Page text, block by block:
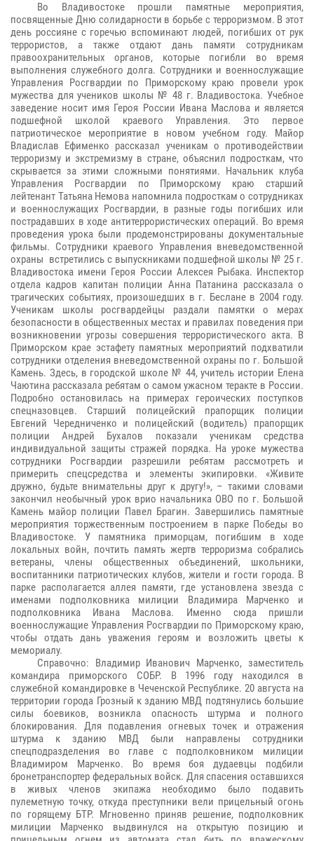
Во Владивостоке прошли памятные мероприятия,
посвященные Дню солидарности в борьбе с терроризмом. В этот
день россияне с горечью вспоминают людей, погибших от рук
террористов, а также отдают дань памяти сотрудникам
правоохранительных органов, которые погибли во время
выполнения служебного долга. Сотрудники и военнослужащие
Управления Росгвардии по Приморскому краю провели урок
мужества для учеников школы № 48 г. Владивостока. Учебное
заведение носит имя Героя России Ивана Маслова и является
подшефной школой краевого Управления. Это первое
патриотическое мероприятие в новом учебном году. Майор
Владислав Ефименко рассказал ученикам о противодействии
терроризму и экстремизму в стране, объяснил подросткам, что
скрывается за этими сложными понятиями. Начальник клуба
Управления Росгвардии по Приморскому краю старший
лейтенант Татьяна Немова напомнила подросткам о сотрудниках
и военнослужащих Росгвардии, в разные годы погибших или
пострадавших в ходе антитеррористических операций. Во время
проведения урока были продемонстрированы документальные
фильмы. Сотрудники краевого Управления вневедомственной
охраны встретились с выпускниками подшефной школы № 25 г.
Владивостока имени Героя России Алексея Рыбака. Инспектор
отдела кадров капитан полиции Анна Патанина рассказала о
трагических событиях, произошедших в г. Беслане в 2004 году.
Ученикам школы росгвардейцы раздали памятки о мерах
безопасности в общественных местах и правилах поведения при
возникновении угрозы совершения террористического акта. В
Приморском крае эстафету памятных мероприятий подхватили
сотрудники отделения вневедомственной охраны по г. Большой
Камень. Здесь, в городской школе № 44, учитель истории Елена
Чаютина рассказала ребятам о самом ужасном теракте в России.
Подробно остановилась на примерах героических поступков
спецназовцев. Старший полицейский прапорщик полиции
Евгений Чередниченко и полицейский (водитель) прапорщик
полиции Андрей Бухалов показали ученикам средства
индивидуальной защиты стражей порядка. На уроке мужества
сотрудники Росгвардии разрешили ребятам рассмотреть и
примерить спецсредства и элементы экипировки. «Живите
дружно, будьте внимательны друг к другу!», – такими словами
закончил необычный урок врио начальника ОВО по г. Большой
Камень майор полиции Павел Брагин. Завершились памятные
мероприятия торжественным построением в парке Победы во
Владивостоке. У памятника приморцам, погибшим в ходе
локальных войн, почтить память жертв терроризма собрались
ветераны, члены общественных объединений, школьники,
воспитанники патриотических клубов, жители и гости города. В
парке располагается аллея памяти, где установлена звезда с
именами подполковника милиции Владимира Марченко и
подполковника Ивана Маслова. Именно сюда пришли
военнослужащие Управления Росгвардии по Приморскому краю,
чтобы отдать дань уважения героям и возложить цветы к
мемориалу.
Справочно: Владимир Иванович Марченко, заместитель
командира приморского СОБР. В 1996 году находился в
служебной командировке в Чеченской Республике. 20 августа на
территории города Грозный к зданию МВД подтянулись большие
силы боевиков, возникла опасность штурма и полного
блокирования. Для подавления огневых точек и отражения
штурма к зданию МВД были направлены сотрудники
спецподразделения во главе с подполковником милиции
Владимиром Марченко. Во время боя дудаевцы подбили
бронетранспортер федеральных войск. Для спасения оставшихся
в живых членов экипажа необходимо было подавить
пулеметную точку, откуда преступники вели прицельный огонь
по горящему БТР. Мгновенно приняв решение, подполковник
милиции Марченко выдвинулся на открытую позицию и